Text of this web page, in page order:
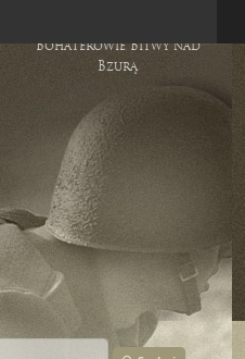
Bohaterowie Bitwy nad
Bzurą